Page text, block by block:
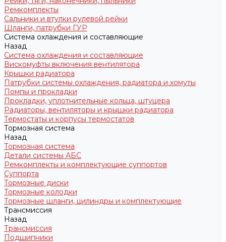
Ремкомплекты
Сальники и втулки рулевой рейки
Шланги, патрубки ГУР
Система охлаждения и составляющие
Назад
Система охлаждения и составляющие
Вискомуфты включения вентилятора
Крышки радиатора
Патрубки системы охлаждения, радиатора и хомуты
Помпы и прокладки
Прокладки, уплотнительные кольца, штуцера
Радиаторы, вентиляторы и крышки радиатора
Термостаты и корпусы термостатов
Тормозная система
Назад
Тормозная система
Детали системы АБС
Ремкомплекты и комплектующие суппортов
Суппорта
Тормозные диски
Тормозные колодки
Тормозные шланги, цилиндры и комплектующие
Трансмиссия
Назад
Трансмиссия
Подшипники